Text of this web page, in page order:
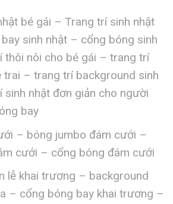
bé gái – Trang trí sinh nhật
sinh nhật – cổng bóng sinh
thôi nôi cho bé gái – trang trí
trai – trang trí background sinh
sinh nhật đơn giản cho người
bay
– bóng jumbo đám cưới –
cưới – cổng bóng đám cưới
lễ khai trương – background
– cổng bóng bay khai trương –